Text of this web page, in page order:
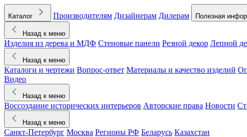
Каталог Производителям Дизайнерам Дилерам Полезная
Назад к меню
Изделия из дерева и МДФ Стеновые панели Резной декор Лепной
Назад к меню
Каталоги и чертежи Вопрос-ответ Материалы и качество изделий
Видео
Назад к меню
Воссоздание исторических интерьеров Авторские права Новости
Назад к меню
Санкт-Петербург Москва Регионы РФ Беларусь Казахстан